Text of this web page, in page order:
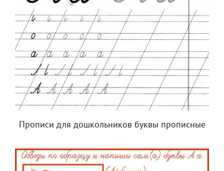
Прописи для дошкольников буквы прописные